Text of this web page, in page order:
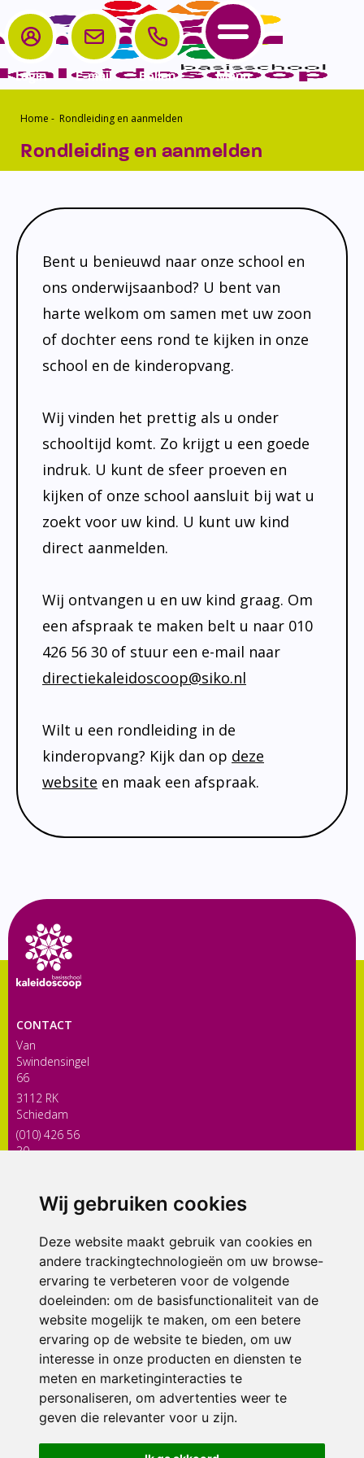
Wij gebruiken cookies
Deze website maakt gebruik van cookies en
andere trackingtechnologieën om uw browse-
ervaring te verbeteren voor de volgende
doeleinden: om de basisfunctionaliteit van de
website mogelijk te maken, om een betere
ervaring op de website te bieden, om uw
interesse in onze producten en diensten te
meten en marketinginteracties te
personaliseren, om advertenties weer te
geven die relevanter voor u zijn.
Home
School
School
Het Team
Schoolgids
Schooltijden en vakanties
Verlof/verzuim
Sport
Schoolplan
Bibliotheek
Jeugdfonds Sport en Cultuur
Schooltandarts
Kinderopvang
Ouders
Ouders
Samenwerken
Parro
Medezeggenschapsraad
Vrijwillige ouderbijdrage
Klachtenregeling
Privacyverklaring
Documenten
Contact
Contact
Aanmelden
Contact
Login E-mail Bellen Menu
Home - Rondleiding en aanmelden
Rondleiding en aanmelden
Bent u benieuwd naar onze school en
ons onderwijsaanbod? U bent van
harte welkom om samen met uw zoon
of dochter eens rond te kijken in onze
school en de kinderopvang.
Wij vinden het prettig als u onder
schooltijd komt. Zo krijgt u een goede
indruk. U kunt de sfeer proeven en
kijken of onze school aansluit bij wat u
zoekt voor uw kind. U kunt uw kind
direct aanmelden.
Wij ontvangen u en uw kind graag. Om
een afspraak te maken belt u naar 010
426 56 30 of stuur een e-mail naar
directiekaleidoscoop@siko.nl
Wilt u een rondleiding in de
kinderopvang? Kijk dan op deze
website en maak een afspraak.
CONTACT
Van
Swindensingel
66
3112 RK
Schiedam
(010) 426 56
30
ONDERDEEL VAN
© 2026 Kaleidoscoop | Alle rechten voorbehouden
Privacy policy|Disclaimer| Klachtenregeling|RSIN en Anbi
voorkeuren
Crealisatie The MindOffice